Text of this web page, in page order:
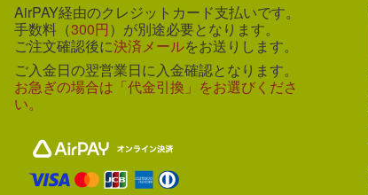
AirPAY経由のクレジットカード支払いです。
手数料（300円）が別途必要となります。
ご注文確認後に決済メールをお送りします。
ご入金日の翌営業日に入金確認となります。
お急ぎの場合は「代金引換」をお選びくださ
い。